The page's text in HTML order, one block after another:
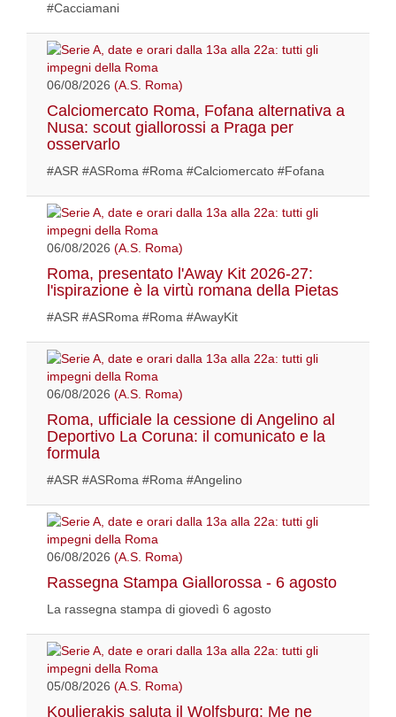
#Cacciamani
06/08/2026 (A.S. Roma)
Calciomercato Roma, Fofana alternativa a
Nusa: scout giallorossi a Praga per
osservarlo
#ASR #ASRoma #Roma #Calciomercato #Fofana
06/08/2026 (A.S. Roma)
Roma, presentato l'Away Kit 2026-27:
l'ispirazione è la virtù romana della Pietas
#ASR #ASRoma #Roma #AwayKit
06/08/2026 (A.S. Roma)
Roma, ufficiale la cessione di Angelino al
Deportivo La Coruna: il comunicato e la
formula
#ASR #ASRoma #Roma #Angelino
06/08/2026 (A.S. Roma)
Rassegna Stampa Giallorossa - 6 agosto
La rassegna stampa di giovedì 6 agosto
05/08/2026 (A.S. Roma)
Koulierakis saluta il Wolfsburg: Me ne